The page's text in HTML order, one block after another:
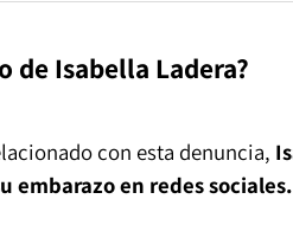
de Isabella Ladera?
con esta denuncia,
embarazo en redes sociales.